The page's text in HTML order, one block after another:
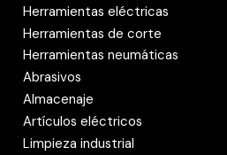
Herramientas eléctricas
Herramientas de corte
Herramientas neumáticas
Abrasivos
Almacenaje
Artículos eléctricos
Limpieza industrial